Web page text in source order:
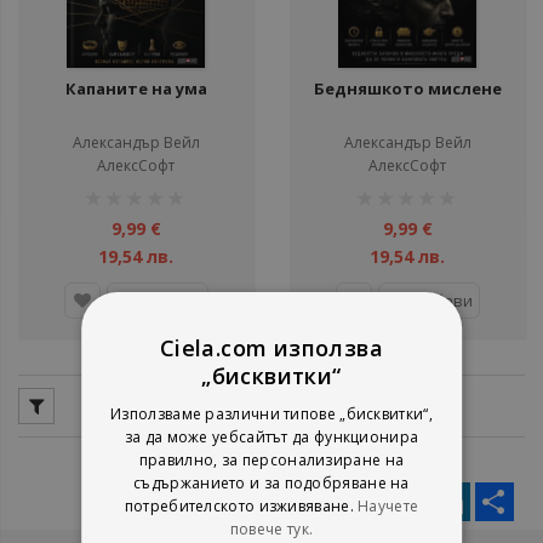
Капаните на ума
Александър Вейл
АлексСофт
9,99 €
19,54 лв.
Бедняшкото мислене
Александър Вейл
АлексСофт
9,99 €
19,54 лв.
Добави
Facebook
TwitterMessengerPinterestLinkedIn
Ciela.com използва
„бисквитки“
Използваме различни типове „бисквитки“,
за да може уебсайтът да функционира
правилно, за персонализиране на
съдържанието и за подобряване на
потребителското изживяване. Научете
повече тук.